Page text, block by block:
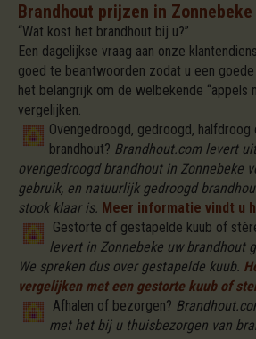
Brandhout prijzen in Zonnebeke
“Wat kost het brandhout bij u?”
Een dagelijkse vraag aan onze
goed te beantwoorden zodat u een
het belangrijk om de welbekende “appels
vergelijken.
Ovengedroogd, gedroogd, halfdroog
brandhout? Brandhout.com levert
ovengedroogd brandhout in Zonnebeke
gebruik, en natuurlijk gedroogd
stook klaar is. Meer informatie vindt u
Gestorte of gestapelde kuub of
levert in Zonnebeke uw brandhout
We spreken dus over gestapelde kuub.
vergelijken met een gestorte kuub of
Afhalen of bezorgen?
met het bij u thuisbezorgen van